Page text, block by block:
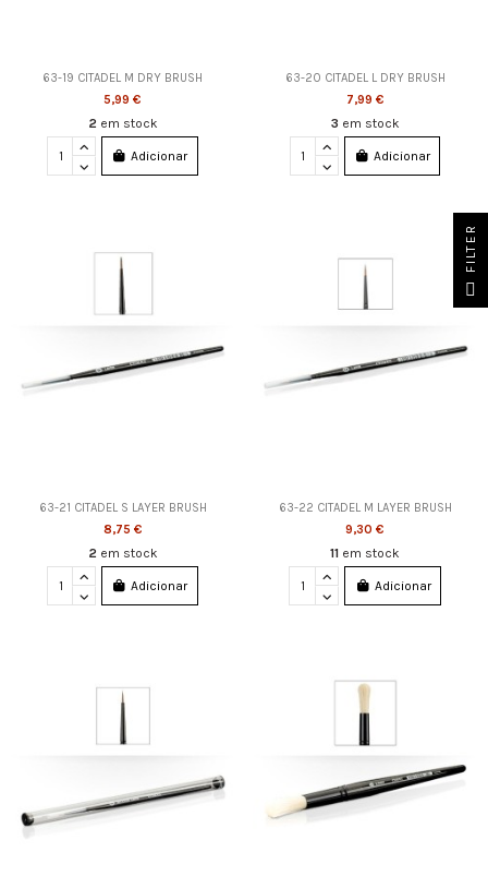
63-19 CITADEL M DRY BRUSH
5,99 €
2 em stock
Adicionar
63-20 CITADEL L DRY BRUSH
7,99 €
3 em stock
Adicionar
63-21 CITADEL S LAYER BRUSH
8,75 €
2 em stock
Adicionar
63-22 CITADEL M LAYER BRUSH
9,30 €
11 em stock
Adicionar
FILTER